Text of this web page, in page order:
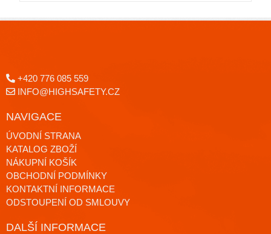
+420 776 085 559
INFO@HIGHSAFETY.CZ
NAVIGACE
ÚVODNÍ STRANA
KATALOG ZBOŽÍ
NÁKUPNÍ KOŠÍK
OBCHODNÍ PODMÍNKY
KONTAKTNÍ INFORMACE
ODSTOUPENÍ OD SMLOUVY
DALŠÍ INFORMACE